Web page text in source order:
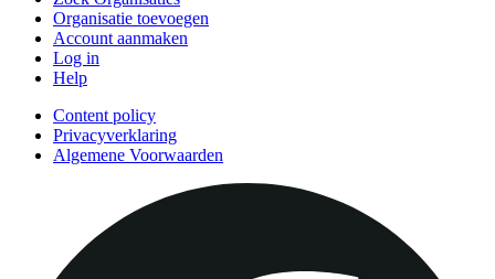
Organisatie toevoegen
Account aanmaken
Log in
Help
Content policy
Privacyverklaring
Algemene Voorwaarden